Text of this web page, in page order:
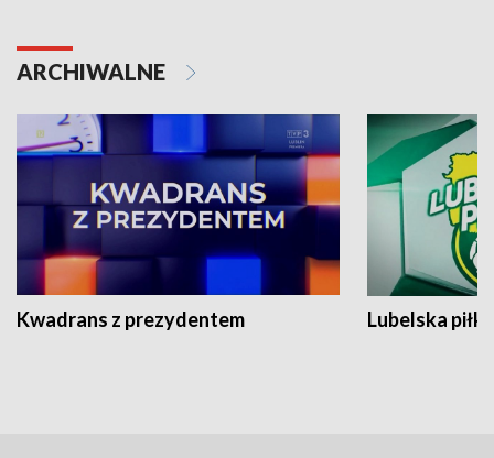
ARCHIWALNE
Kwadrans z prezydentem Lubelska piłka